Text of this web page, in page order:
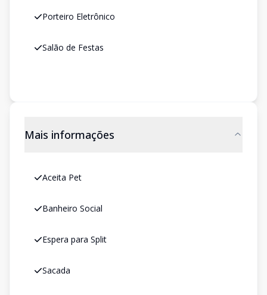
Porteiro Eletrônico
Salão de Festas
Mais informações
Aceita Pet
Banheiro Social
Espera para Split
Sacada